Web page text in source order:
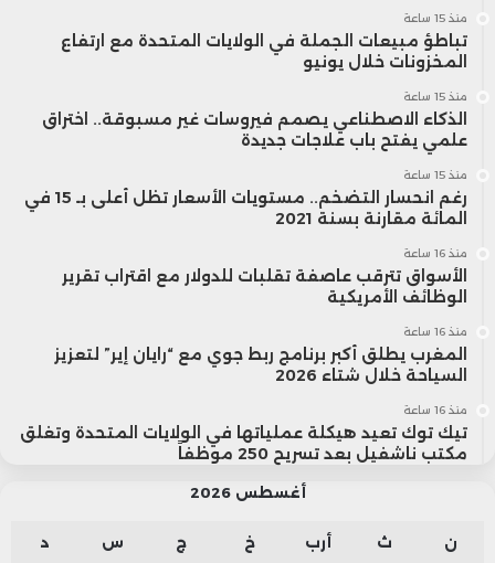
منذ 15 ساعة
تباطؤ مبيعات الجملة في الولايات المتحدة مع ارتفاع
المخزونات خلال يونيو
منذ 15 ساعة
الذكاء الاصطناعي يصمم فيروسات غير مسبوقة.. اختراق
علمي يفتح باب علاجات جديدة
منذ 15 ساعة
رغم انحسار التضخم.. مستويات الأسعار تظل أعلى بـ 15 في
المائة مقارنة بسنة 2021
منذ 16 ساعة
الأسواق تترقب عاصفة تقلبات للدولار مع اقتراب تقرير
الوظائف الأمريكية
منذ 16 ساعة
المغرب يطلق أكبر برنامج ربط جوي مع “رايان إير” لتعزيز
السياحة خلال شتاء 2026
منذ 16 ساعة
تيك توك تعيد هيكلة عملياتها في الولايات المتحدة وتغلق
مكتب ناشفيل بعد تسريح 250 موظفاً
أغسطس 2026
ن ث أرب خ ج س د